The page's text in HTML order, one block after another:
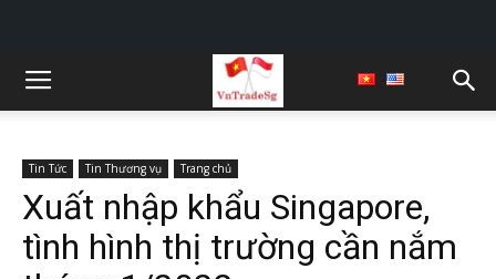
Tin Tức Tin Thương vụ Trang chủ
Xuất nhập khẩu Singapore,
tình hình thị trường cần nắm